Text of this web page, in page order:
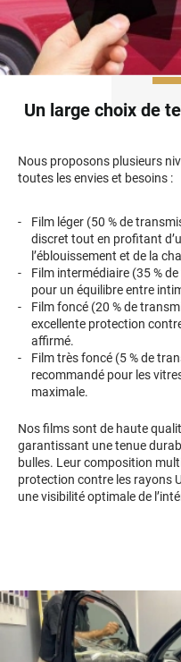
Suzuki
Tata
Toyota
Xpeng
Un large choix de
Nous proposons plusieurs
toutes les envies et besoins :
Film léger (50 % de
discret tout en profitant
l’éblouissement et de la
Film intermédiaire (35 %
pour un équilibre entre
Film foncé (20 % de
excellente protection
affirmé.
Film très foncé (5 % de
recommandé pour les
maximale.
Nos films sont de haute
garantissant une tenue
bulles. Leur composition
protection contre les rayons
une visibilité optimale de